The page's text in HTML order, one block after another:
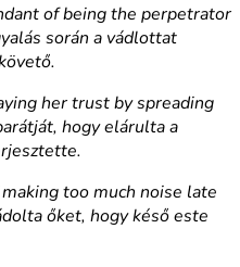
of being the perpetrator
során a vádlottat
her trust by spreading
hogy elárulta a
too much noise late
őket, hogy késő este